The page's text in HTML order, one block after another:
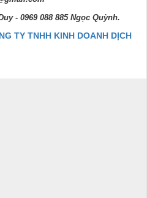
- 0969 088 885 Ngọc Quỳnh.
TY TNHH KINH DOANH DỊCH